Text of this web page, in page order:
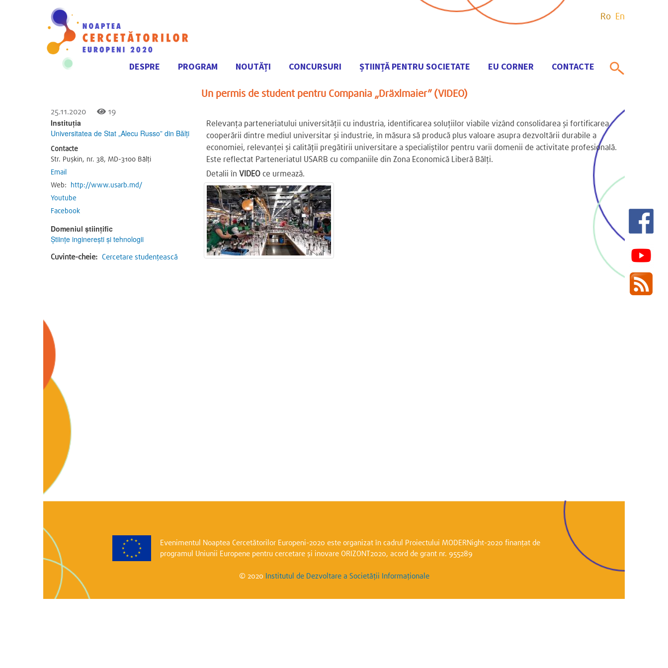
la
Ro En
Navigare
DESPRE PROGRAM NOUTĂȚI CONCURSURI ȘTIINȚĂ PENTRU SOCIETATE EU CORNER CONTACTE
Un permis de student pentru Compania „Dräxlmaier” (VIDEO)
25.11.2020
19
Relevanța parteneriatului universității cu industria, identificarea soluţiilor viabile vizând consolidarea şi fortificarea
cooperării dintre mediul universitar și industrie, în măsura să producă plus valoare asupra dezvoltării durabile a
economiei, relevanței și calității pregătirii universitare a specialiștilor pentru varii domenii de activitate profesională.
Este reflectat Parteneriatul USARB cu companiile din Zona Economică Liberă Bălți.
Detalii în VIDEOce urmează.
Instituția
Universitatea de Stat „Alecu Russo” din Bălţi
Contacte
Str. Pușkin, nr. 38, MD-3100 Bălți
Email
Web:
http://www.usarb.md/
Youtube
Facebook
Domeniul științific
Ştiinţe inginereşti şi tehnologii
Cuvinte-cheie: Cercetare studențească
Evenimentul Noaptea Cercetătorilor Europeni-2020 este organizat în cadrul Proiectului MODERNight-2020 finanțat de
programul Uniunii Europene pentru cercetare și inovare ORIZONT2020, acord de grant nr. 955289
© 2020 Institutul de Dezvoltare a Societății Informaționale